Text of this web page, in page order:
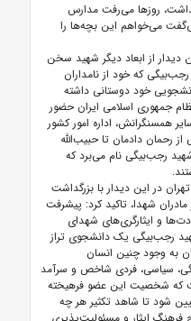
روزها می‌رفت مدارس
می‌خواهم این بچه‌ها را
از ابعاد دیگر شهید سخن
که خود از نامداران
خود دوستانی داشته
جمهوری اسلامی ایران حضور
همسنگرانش، اداره امور کشور
رحمان دادمان تا حبیب‌الله
رجب‌بیگی نام می‌برد که
در این دیدار با بزرگداشت
شهدا، تاکید کرد: پیشرفت
و ایثارگری‌های شهدای
رجب‌بیگی یک دانشجوی تراز
به وجود چنین انسان
سیاسی، فردی شاخص و سرآمد
که شخصیت این عضو فرهیخته
شود تا شاهد تکثیر هر چه